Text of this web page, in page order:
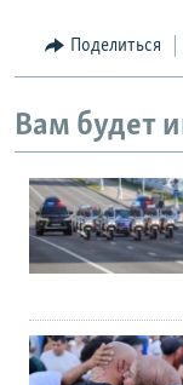
Поделиться
Вам будет